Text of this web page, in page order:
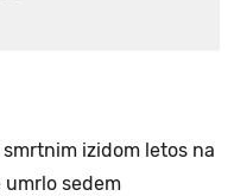
izidom letos na
umrlo sedem